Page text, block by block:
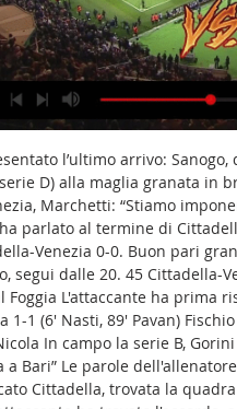
sedicesimi, Amatucci e Magrassi firmano il successo Empoli-Cittadella, segui live il match di Coppa Italia (primo impegno ufficiale) Granata di fronte alla prima partita che conta della stagione UFFICIALE Ennesima scommessa del Cittadella, ecco lo svincolato Pandolfi Ha lasciato da poco il Cosenza, dopo l'ultimo prestito alla Juve Stabia (con 6 gol... 

Palermo FC - Cittadella: Oggi in diretta streaming e in TV Dove guardare Palermo FC - Cittadella in live streaming e in TV oggi: è su Prime Video, ecc.? Scopri tutte le opzioni in live streaming e in TV ora su ...

Paglia • I granata tornano alla vittoria davanti al proprio pubblico, il commento dell'alle... FINALE CITTADELLA-BRESCIA 3-2 (4′ Frare aut., 13′ Carriero, 32′ Vita, 69′ Bertagnoli, 82′... La cronaca live di Cittadella-Brescia, fischio d'inizio ore 14 Cittadella fuori dalla Coppa, la Cremonese fa male ancora nel finale Come in campionato, i grigiorossi passano nei minuti finali. I granata erano rimas... Il Cittadella cerca rivincita in Coppa, domani c’è ancora la Cremonese Allo Zini si gioca per il passaggio agli ottavi di Coppa, contro la Roma FINALE CITTADELLA-CREMONESE 1-2 (79’ Ravanelli, 82’ Vita, 93’ Vazquez) La cronaca live di Cittadella-Cremonese Cittadella-Cremonese, primo round. Gorini: “Scelte mirate sull’avversario, loro tra i più forti”... In campo al Tombolato alle 20. 

Palermo - Cittadella (Serie B): la cronaca in diretta del match Segui la cronaca in diretta del match Palermo - Cittadella del 12/11/2023 su Corriere.it. Aggiornamenti live, gol e azioni clou.

In alternativa c’è un pacchetto giornaliero che prevede una spesa di 7, 99 euro o settimanale selezionando solo determinati eventi al costo di 14, 99 euro. La pecca di NOW TV è che raramente ci sono offerte speciali e promozioni, il costo annuo è mediamente di poco piú di 100 euro. Query di ricerca popolari cittadella spal dove vederla calciotv dove guardare as cittadella - spal partita cittadella oggi in tv dove guardare reggina - as cittadella dove guardare as cittadella - venezia football club cittadella spal streaming dove guardare as cittadella - frosinone calcio dove vedere ascoli cittadella spal cittadella dove vederla calcio. 

Nona giornata di campionato, i granata ospitano al Tombolato la formazione umbra g... Ex Cittadella, finisce male la prima esperienza da allenatore di Iori: esonerato dal Sangiuliano Al suo posto è tornato Andrea Ciceri, Pascali dovrebbe rimanere come vice Cittadella-Lecco, Pittarello: “Sembrava una giornata storta, ci abbiamo creduto” E. Paglia • Le parole dell'attaccante granata, autore del gol del provvisorio 1-1 FINALE CITTADELLA-LECCO 2-1 (20′ Ionita, 87′ Pittarello, 89′ Cassano) Segui la diretta Cittadella-Lecco a partire dalle 16. 15 Cittadella-Lecco, altra sfida inedita in B. 

Il commento d... FINALE SAMPDORIA-CITTADELLA 1-2 (43′ La Gumina, 49′ Magrassi, 66′ Branca) A Marassi la squadra di Gorini scende in campo per l'ultima partita della quinta g... Serie B, la quinta giornata in tempo reale. Chiude il Cittadella a Marassi Venezia in testa dopo l'anticipo aspettando i risultati del week-end. Monday night... Sampdoria-Cittadella, Gorini: “Sarà stimolante, cercheremo di metterli in difficoltà” Il tecnico granata anticipa la sfida di lunedì prossimo, ospite di una trasmission... 

Palermo FC-AS Cittadella in diretta gratis 12 novembre 2023 3 ore fa — Palermo FC-AS Cittadella in diretta gratis 12 novembre 2023 Tv dal vivo Palermo-Cittadella, i convocati di Corini: c'è Segre, out Vasic.

Oggi Palermo-Cittadella diretta tv 12.11.2023 Guardare